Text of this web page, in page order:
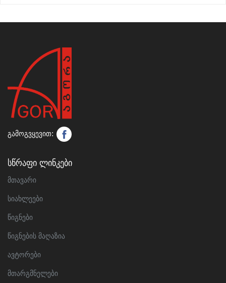
გამოგვყევით:
Სწრაფი Ლინკები
მთავარი
სიახლეები
წიგნები
წიგნების მაღაზია
ავტორები
მთარგმნელები